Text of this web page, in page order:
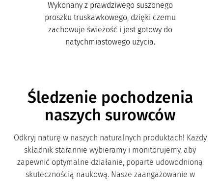
Wykonany z prawdziwego suszonego
proszku truskawkowego, dzięki czemu
zachowuje świeżość i jest gotowy do
natychmiastowego użycia.
Śledzenie pochodzenia
naszych surowców
Odkryj naturę w naszych naturalnych produktach! Każdy
składnik starannie wybieramy i monitorujemy, aby
zapewnić optymalne działanie, poparte udowodnioną
skutecznością naukową. Nasze zaangażowanie w